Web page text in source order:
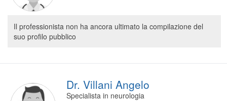
Il professionista non ha ancora ultimato la compilazione del
suo profilo pubblico
Dr. Villani Angelo
Specialista in neurologia